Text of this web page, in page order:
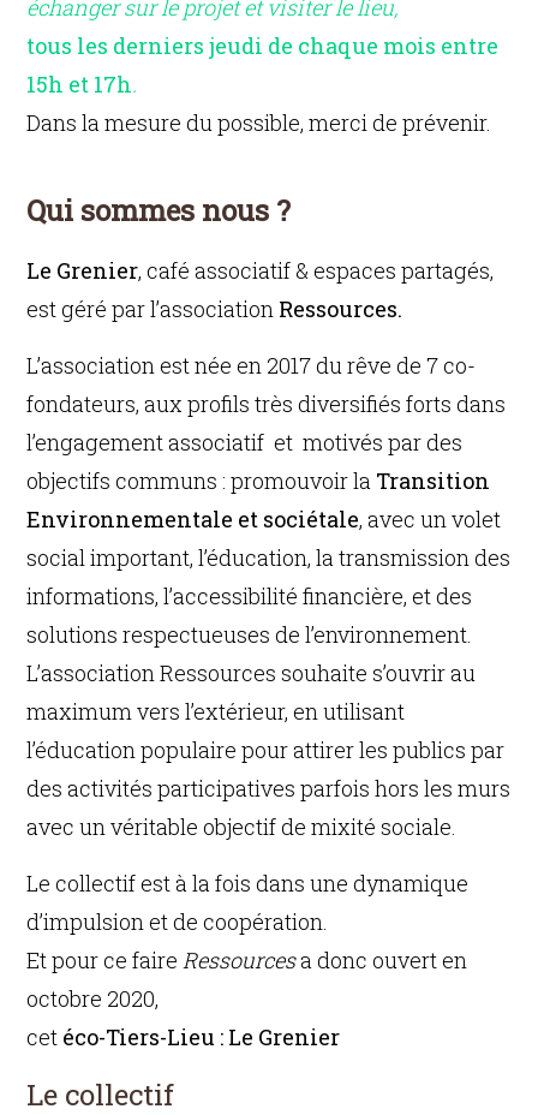
échanger sur le projet et visiter le lieu,
tous les derniers jeudi de chaque mois entre
15h et 17h.
Dans la mesure du possible, merci de prévenir.
Qui sommes nous ?
Le Grenier, café associatif & espaces partagés,
est géré par l’association Ressources.
L’association est née en 2017 du rêve de 7 co-
fondateurs, aux profils très diversifiés forts dans
l’engagement associatif et motivés par des
objectifs communs : promouvoir la Transition
Environnementale et sociétale, avec un volet
social important, l’éducation, la transmission des
informations, l’accessibilité financière, et des
solutions respectueuses de l’environnement.
L’association Ressources souhaite s’ouvrir au
maximum vers l’extérieur, en utilisant
l’éducation populaire pour attirer les publics par
des activités participatives parfois hors les murs
avec un véritable objectif de mixité sociale.
Le collectif est à la fois dans une dynamique
d’impulsion et de coopération.
Et pour ce faireRessourcesa donc ouvert en
octobre 2020,
cet éco-Tiers-Lieu : Le Grenier
Le collectif